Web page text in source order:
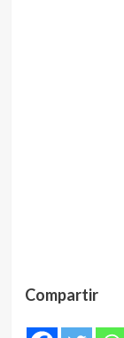
Compartir